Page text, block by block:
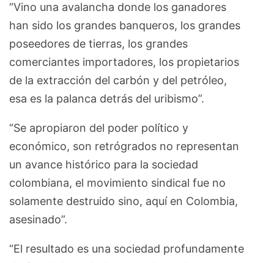
“Vino una avalancha donde los ganadores
han sido los grandes banqueros, los grandes
poseedores de tierras, los grandes
comerciantes importadores, los propietarios
de la extracción del carbón y del petróleo,
esa es la palanca detrás del uribismo”.
“Se apropiaron del poder político y
económico, son retrógrados no representan
un avance histórico para la sociedad
colombiana, el movimiento sindical fue no
solamente destruido sino, aquí en Colombia,
asesinado”.
“El resultado es una sociedad profundamente